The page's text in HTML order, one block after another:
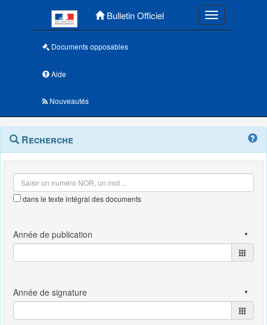
Bulletin Officiel Toggle
Documents opposables
Aide
Nouveautés
Navigation
outils
Menu
contextuel
Recherche
dans le texte intégral des documents